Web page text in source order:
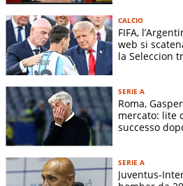
CALCIO
FIFA,
web si
la Seleccion
SERIE A
Roma,
mercato: lite
successo
SERIE A
Juventus-